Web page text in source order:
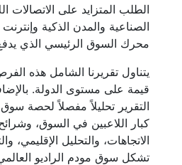
الطلب المتزايد على الاتصالات
محرك السوق الرئيسي الذي
يتناول تقريرنا الشامل هذه
قيمة على مستوى الدولة.
التقرير تحليلاً مفصلاً لحصة
كبار اللاعبين في السوق،
الاتجاهات، والتحليل الإقليمي،
تشكل سوق مودم الراديو